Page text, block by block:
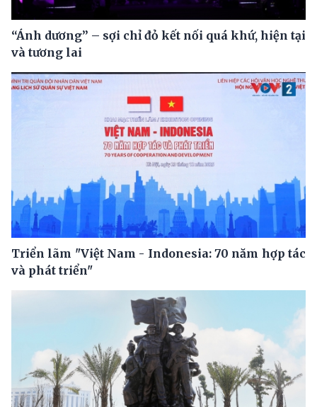
“Ánh dương” – sợi chỉ đỏ kết nối quá khứ, hiện tại
và tương lai
Triển lãm "Việt Nam - Indonesia: 70 năm hợp tác
và phát triển"